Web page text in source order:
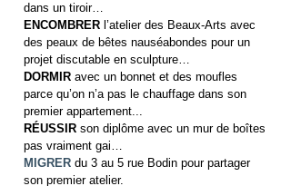
dans un tiroir…
ENCOMBRER l’atelier des Beaux-Arts avec
des peaux de bêtes nauséabondes pour un
projet discutable en sculpture…
DORMIR avec un bonnet et des moufles
parce qu’on n’a pas le chauffage dans son
premier appartement...
RÉUSSIR son diplôme avec un mur de boîtes
pas vraiment gai…
MIGRER du 3 au 5 rue Bodin pour partager
son premier atelier.